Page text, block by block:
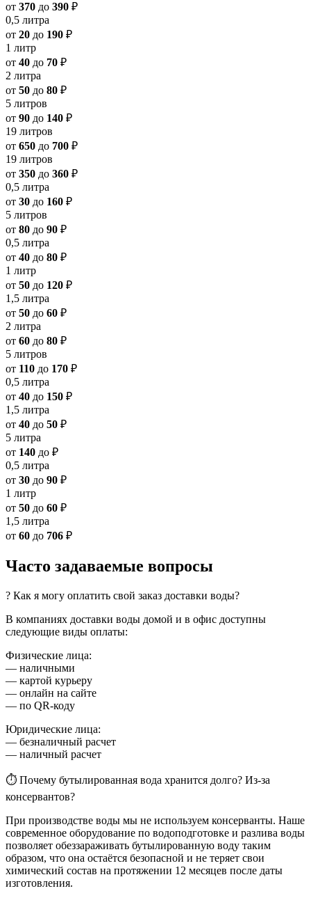
от 370 до 390 ₽
0,5 литра
от 20 до 190 ₽
1 литр
от 40 до 70 ₽
2 литра
от 50 до 80 ₽
5 литров
от 90 до 140 ₽
19 литров
от 650 до 700 ₽
19 литров
от 350 до 360 ₽
0,5 литра
от 30 до 160 ₽
5 литров
от 80 до 90 ₽
0,5 литра
от 40 до 80 ₽
1 литр
от 50 до 120 ₽
1,5 литра
от 50 до 60 ₽
2 литра
от 60 до 80 ₽
5 литров
от 110 до 170 ₽
0,5 литра
от 40 до 150 ₽
1,5 литра
от 40 до 50 ₽
5 литра
от 140 до ₽
0,5 литра
от 30 до 90 ₽
1 литр
от 50 до 60 ₽
1,5 литра
от 60 до 706 ₽
Часто задаваемые вопросы
? Как я могу оплатить свой заказ доставки воды?
В компаниях доставки воды домой и в офис доступны
следующие виды оплаты:
Физические лица:
— наличными
— картой курьеру
— онлайн на сайте
— по QR-коду
Юридические лица:
— безналичный расчет
— наличный расчет
⏱ Почему бутылированная вода хранится долго? Из-за
консервантов?
При производстве воды мы не используем консерванты. Наше
современное оборудование по водоподготовке и разлива воды
позволяет обеззараживать бутылированную воду таким
образом, что она остаётся безопасной и не теряет свои
химический состав на протяжении 12 месяцев после даты
изготовления.